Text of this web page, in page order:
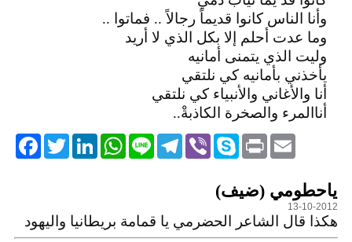
وأنا الناس كانوا قديماً رجالاً .. فماتوا ..
وما عدت أحلم إلا بكل الذي لا أريد
وليت الذي يتمنى أمانيه
يأخذني بأمانيه كي نلتقي
أنا والأغاني والأنبياء كي نلتقي
أناالمرء والصخرة الكاذبةْ..
TwitterLinkedIn
WhatsApp Line
Telegram ViberSkype PrintEmail
ياحطومي (ضيف)
13-10-2012
هكذا قال الشاعر الحضرمي يا قمامة بريطانيا واليهود